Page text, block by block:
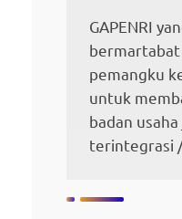
GAPENRI
bermartabat
pemangku
untuk
badan
terintegrasi /